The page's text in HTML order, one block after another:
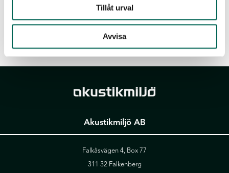
Tillåt urval
Avvisa
Akustikmiljö AB
Falkåsvägen 4, Box 77
311 32 Falkenberg